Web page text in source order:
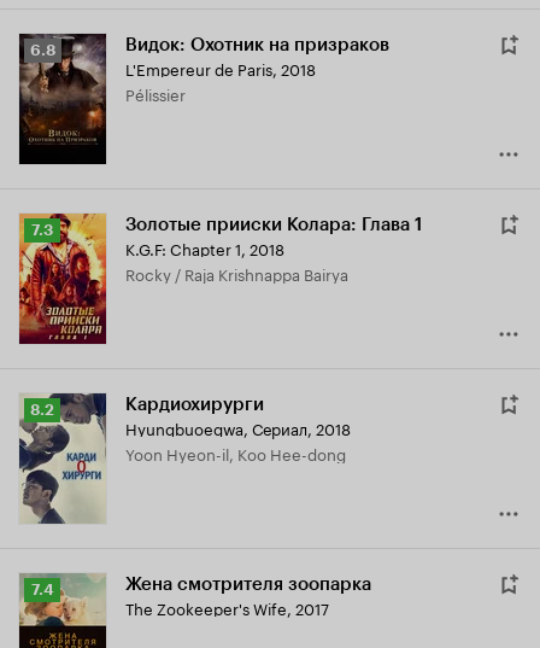
Рейтинг
Кинопоиска
6.8
6.8 Видок: Охотник на призраков
L'Empereur de Paris, 2018
Pélissier
Рейтинг
Кинопоиска
7.3
7.3 Золотые прииски Колара: Глава 1
K.G.F: Chapter 1, 2018
Rocky / Raja Krishnappa Bairya
Рейтинг
Кинопоиска
8.2
8.2 Кардиохирурги
Hyungbuoegwa, Сериал, 2018
Yoon Hyeon-il, Koo Hee-dong
Рейтинг
Кинопоиска
7.4
7.4 Жена смотрителя зоопарка
The Zookeeper's Wife, 2017